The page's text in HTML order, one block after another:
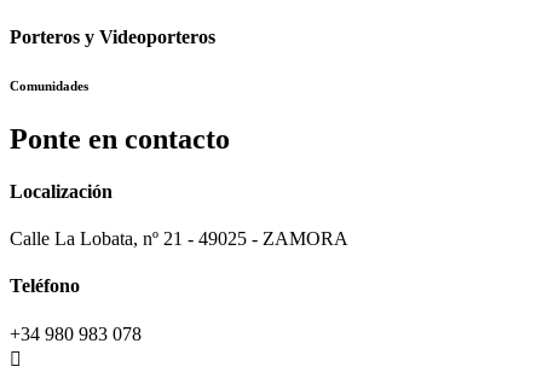
Porteros y Videoporteros
Comunidades
Ponte en contacto
Localización
Calle La Lobata, nº 21 - 49025 - ZAMORA
Teléfono
+34 980 983 078